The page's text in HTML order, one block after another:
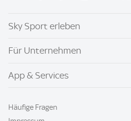
Sky Sport erleben
Für Unternehmen
App & Services
Häufige Fragen